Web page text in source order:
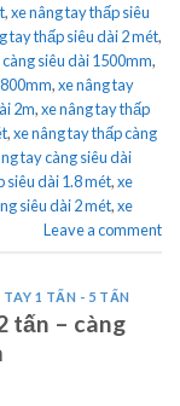
,xe nâng tay thấp siêu
tay thấp siêu dài 2 mét,
siêu dài 1500mm,
,xe nâng tay
2m,xe nâng tay thấp
,xe nâng tay thấp càng
tay càng siêu dài
siêu dài 1.8 mét,xe
siêu dài 2 mét,xe
Leave a comment
TAY 1 TẤN - 5 TẤN
tấn – càng